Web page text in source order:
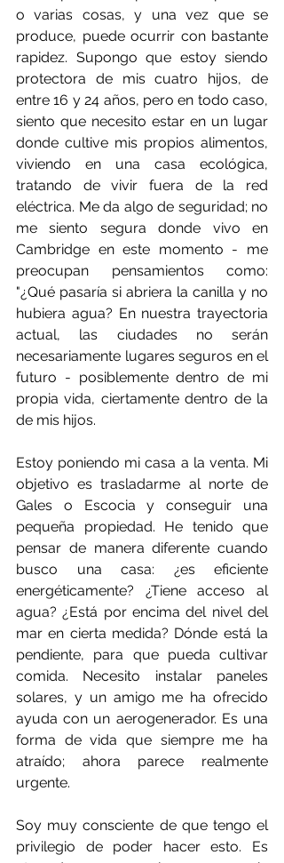
o varias cosas, y una vez que se
produce, puede ocurrir con bastante
rapidez. Supongo que estoy siendo
protectora de mis cuatro hijos, de
entre 16 y 24 años, pero en todo caso,
siento que necesito estar en un lugar
donde cultive mis propios alimentos,
viviendo en una casa ecológica,
tratando de vivir fuera de la red
eléctrica. Me da algo de seguridad; no
me siento segura donde vivo en
Cambridge en este momento - me
preocupan pensamientos como:
"¿Qué pasaría si abriera la canilla y no
hubiera agua? En nuestra trayectoria
actual, las ciudades no serán
necesariamente lugares seguros en el
futuro - posiblemente dentro de mi
propia vida, ciertamente dentro de la
de mis hijos.
Estoy poniendo mi casa a la venta. Mi
objetivo es trasladarme al norte de
Gales o Escocia y conseguir una
pequeña propiedad. He tenido que
pensar de manera diferente cuando
busco una casa: ¿es eficiente
energéticamente? ¿Tiene acceso al
agua? ¿Está por encima del nivel del
mar en cierta medida? Dónde está la
pendiente, para que pueda cultivar
comida. Necesito instalar paneles
solares, y un amigo me ha ofrecido
ayuda con un aerogenerador. Es una
forma de vida que siempre me ha
atraído; ahora parece realmente
urgente.
Soy muy consciente de que tengo el
privilegio de poder hacer esto. Es